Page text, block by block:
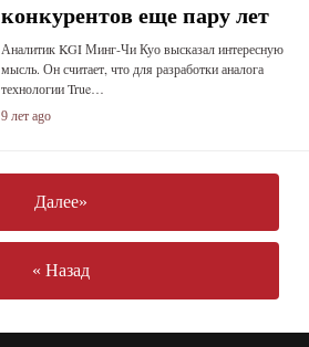
конкурентов еще пару лет
Аналитик KGI Минг-Чи Куо высказал интересную
мысль. Он считает, что для разработки аналога
технологии True…
9 лет ago
Далее»
« Назад